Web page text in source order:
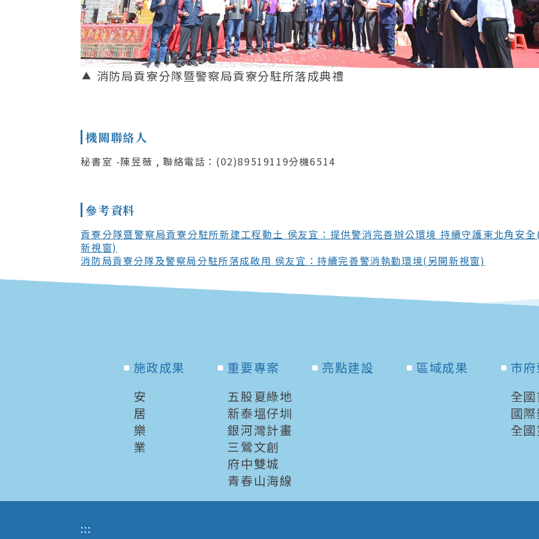
消防局貢寮分隊暨警察局貢寮分駐所落成典禮
機關聯絡人
秘書室 -陳昱薇 , 聯絡電話：(02)89519119分機6514
參考資料
貢寮分隊暨警察局貢寮分駐所新建工程動土 侯友宜：提供警消完善辦公環境 持續守護東北角安
新視窗)
消防局貢寮分隊及警察局分駐所落成啟用 侯友宜：持續完善警消執勤環境(另開新視窗)
施政成果
安
居
樂
業
重要專案
五股夏綠地
新泰塭仔圳
銀河灣計畫
三鶯文創
府中雙城
青春山海線
亮點建設 區域成果
市
全
國
全
:::